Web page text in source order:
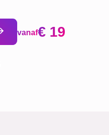
vanaf€ 19